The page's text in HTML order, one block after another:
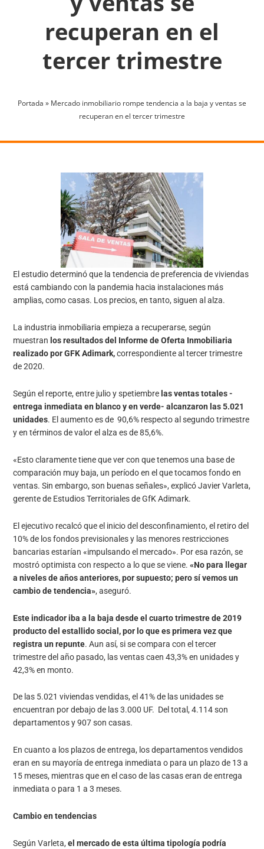
recuperan en el
tercer trimestre
Portada » Mercado inmobiliario rompe tendencia a la baja y ventas se
recuperan en el tercer trimestre
El estudio determinó que la tendencia de preferencia de viviendas
está cambiando con la pandemia hacia instalaciones más
amplias, como casas. Los precios, en tanto, siguen al alza.
La industria inmobiliaria empieza a recuperarse, según
muestran los resultados del Informe de Oferta Inmobiliaria
realizado por GFK Adimark,correspondiente al tercer trimestre
de 2020.
Según el reporte, entre julio y spetiembre las ventas totales -
entrega inmediata en blanco y en verde- alcanzaron las 5.021
unidades. El aumento es de 90,6% respecto al segundo trimestre
y en términos de valor el alza es de 85,6%.
«Esto claramente tiene que ver con que tenemos una base de
comparación muy baja, un período en el que tocamos fondo en
ventas. Sin embargo, son buenas señales», explicó Javier Varleta,
gerente de Estudios Territoriales de GfK Adimark.
El ejecutivo recalcó que el inicio del desconfinamiento, el retiro del
10% de los fondos previsionales y las menores restricciones
bancarias estarían «impulsando el mercado». Por esa razón, se
mostró optimista con respecto a lo que se viene.«No para llegar
a niveles de años anteriores, por supuesto; pero sí vemos un
cambio de tendencia», aseguró.
Este indicador iba a la baja desde el cuarto trimestre de 2019
producto del estallido social, por lo que es primera vez que
registra un repunte. Aun así, si se compara con el tercer
trimestre del año pasado, las ventas caen 43,3% en unidades y
42,3% en monto.
De las 5.021 viviendas vendidas, el 41% de las unidades se
encuentran por debajo de las 3.000 UF. Del total, 4.114 son
departamentos y 907 son casas.
En cuanto a los plazos de entrega, los departamentos vendidos
eran en su mayoría de entrega inmediata o para un plazo de 13 a
15 meses, mientras que en el caso de las casas eran de entrega
inmediata o para 1 a 3 meses.
Cambio en tendencias
Según Varleta,el mercado de esta última tipología podría